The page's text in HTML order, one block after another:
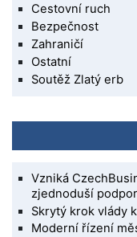
Cestovní ruch
Bezpečnost
Zahraničí
Ostatní
Soutěž Zlatý erb
Vzniká
zjednoduší
Skrytý krok vlády
Moderní řízení